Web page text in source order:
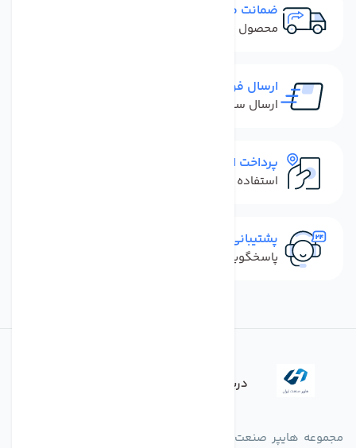
ضمانت مرجوعی
محصول نباید آسیب دیده باشد
ارسال فوری
ارسال سفارش در کمترین زمان ممکن
پرداخت امن
استفاده از روش‌های پرداخت امن
پشتیبانی سریع
پاسخگویی سریع به تماس‌ها و پیام‌ها
درباره فروشگاه
مجموعه هایپر صنعت ایران در امر تولید و واردات انواع فن های